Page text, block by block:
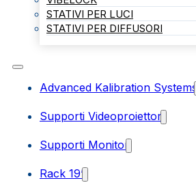
STATIVI PER LUCI
STATIVI PER DIFFUSORI
Advanced Kalibration Systems
Supporti Videoproiettori
Supporti Monitor
Rack 19”